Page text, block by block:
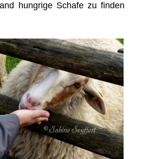
hungrige Schafe zu finden